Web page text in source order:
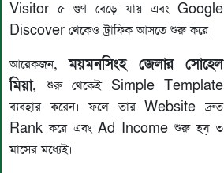
Visitor ৫ গুণ বেড়ে যায় এবং Google
Discover থেকেও ট্রাফিক আসতে শুরু করে।
আরেকজন,ময়মনসিংহ জেলার
সোহেল
মিয়া, শুরু থেকেই Simple Template
ব্যবহার করেন। ফলে তার Website দ্রুত
Rank করে এবং Ad Income শুরু হয় ৩
মাসের মধ্যেই।